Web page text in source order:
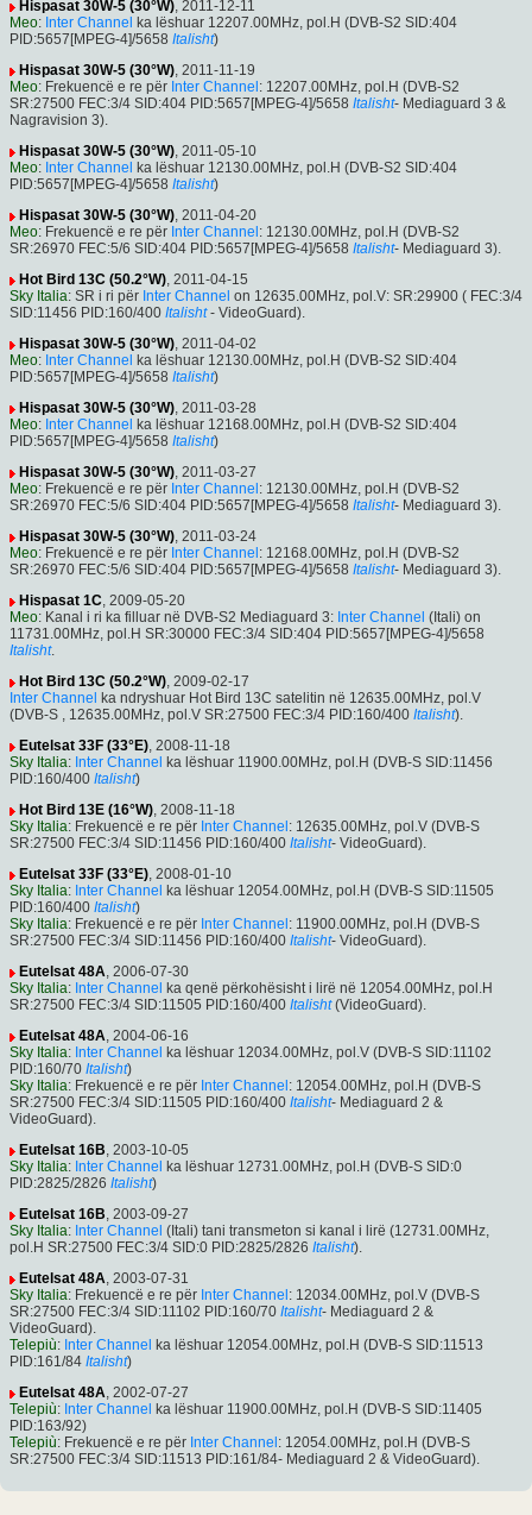
Hispasat 30W-5 (30°W), 2011-12-11
Meo: Inter Channel
ka lëshuar 12207.00MHz, pol.H (DVB-S2 SID:404
PID:5657[MPEG-4]/5658 Italisht)
Hispasat 30W-5 (30°W), 2011-11-19
Meo: Frekuencë e re për Inter Channel : 12207.00MHz, pol.H (DVB-S2
SR:27500 FEC:3/4 SID:404 PID:5657[MPEG-4]/5658 Italisht- Mediaguard 3 &
Nagravision 3).
Hispasat 30W-5 (30°W), 2011-05-10
Meo: Inter Channel
ka lëshuar 12130.00MHz, pol.H (DVB-S2 SID:404
PID:5657[MPEG-4]/5658 Italisht)
Hispasat 30W-5 (30°W), 2011-04-20
Meo: Frekuencë e re për Inter Channel : 12130.00MHz, pol.H (DVB-S2
SR:26970 FEC:5/6 SID:404 PID:5657[MPEG-4]/5658 Italisht- Mediaguard 3).
Hot Bird 13C (50.2°W), 2011-04-15
Sky Italia: SR i ri për Inter Channel on 12635.00MHz, pol.V: SR:29900 ( FEC:3/4
SID:11456 PID:160/400 Italisht- VideoGuard).
Hispasat 30W-5 (30°W), 2011-04-02
Meo: Inter Channel
ka lëshuar 12130.00MHz, pol.H (DVB-S2 SID:404
PID:5657[MPEG-4]/5658 Italisht)
Hispasat 30W-5 (30°W), 2011-03-28
Meo: Inter Channel
ka lëshuar 12168.00MHz, pol.H (DVB-S2 SID:404
PID:5657[MPEG-4]/5658 Italisht)
Hispasat 30W-5 (30°W), 2011-03-27
Meo: Frekuencë e re për Inter Channel : 12130.00MHz, pol.H (DVB-S2
SR:26970 FEC:5/6 SID:404 PID:5657[MPEG-4]/5658 Italisht- Mediaguard 3).
Hispasat 30W-5 (30°W), 2011-03-24
Meo: Frekuencë e re për Inter Channel : 12168.00MHz, pol.H (DVB-S2
SR:26970 FEC:5/6 SID:404 PID:5657[MPEG-4]/5658 Italisht- Mediaguard 3).
Hispasat 1C, 2009-05-20
Meo: Kanal i ri ka filluar në DVB-S2 Mediaguard 3: Inter Channel (Itali) on
11731.00MHz, pol.H SR:30000 FEC:3/4 SID:404 PID:5657[MPEG-4]/5658
Italisht.
Hot Bird 13C (50.2°W), 2009-02-17
Inter Channel
ka ndryshuar Hot Bird 13C satelitin në 12635.00MHz, pol.V
(DVB-S , 12635.00MHz, pol.V SR:27500 FEC:3/4 PID:160/400 Italisht).
Eutelsat 33F (33°E), 2008-11-18
Sky Italia: Inter Channel
ka lëshuar 11900.00MHz, pol.H (DVB-S SID:11456
PID:160/400 Italisht)
Hot Bird 13E (16°W), 2008-11-18
Sky Italia: Frekuencë e re për Inter Channel : 12635.00MHz, pol.V (DVB-S
SR:27500 FEC:3/4 SID:11456 PID:160/400 Italisht- VideoGuard).
Eutelsat 33F (33°E), 2008-01-10
Sky Italia: Inter Channel
ka lëshuar 12054.00MHz, pol.H (DVB-S SID:11505
PID:160/400 Italisht)
Sky Italia: Frekuencë e re për Inter Channel : 11900.00MHz, pol.H (DVB-S
SR:27500 FEC:3/4 SID:11456 PID:160/400 Italisht- VideoGuard).
Eutelsat 48A, 2006-07-30
Sky Italia: Inter Channel
ka qenë përkohësisht i lirë në 12054.00MHz, pol.H
SR:27500 FEC:3/4 SID:11505 PID:160/400 Italisht(VideoGuard).
Eutelsat 48A, 2004-06-16
Sky Italia: Inter Channel
ka lëshuar 12034.00MHz, pol.V (DVB-S SID:11102
PID:160/70 Italisht)
Sky Italia: Frekuencë e re për Inter Channel : 12054.00MHz, pol.H (DVB-S
SR:27500 FEC:3/4 SID:11505 PID:160/400 Italisht- Mediaguard 2 &
VideoGuard).
Eutelsat 16B, 2003-10-05
Sky Italia: Inter Channel
ka lëshuar 12731.00MHz, pol.H (DVB-S SID:0
PID:2825/2826 Italisht)
Eutelsat 16B, 2003-09-27
Sky Italia: Inter Channel (Itali) tani transmeton si kanal i lirë (12731.00MHz,
pol.H SR:27500 FEC:3/4 SID:0 PID:2825/2826 Italisht).
Eutelsat 48A, 2003-07-31
Sky Italia: Frekuencë e re për Inter Channel : 12034.00MHz, pol.V (DVB-S
SR:27500 FEC:3/4 SID:11102 PID:160/70 Italisht- Mediaguard 2 &
VideoGuard).
Telepiù: Inter Channel
ka lëshuar 12054.00MHz, pol.H (DVB-S SID:11513
PID:161/84 Italisht)
Eutelsat 48A, 2002-07-27
Telepiù: Inter Channel
ka lëshuar 11900.00MHz, pol.H (DVB-S SID:11405
PID:163/92)
Telepiù: Frekuencë e re për Inter Channel : 12054.00MHz, pol.H (DVB-S
SR:27500 FEC:3/4 SID:11513 PID:161/84- Mediaguard 2 & VideoGuard).